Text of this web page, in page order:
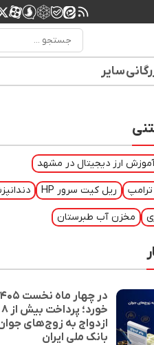
سایر
ارز دیجیتال در مشهد
ریل کیت سرور HP
مخزن آب طبرستان
ازدواج به زوج‌های
بانک ملی ایران